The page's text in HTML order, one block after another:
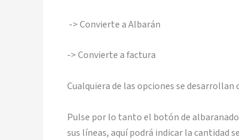
-> Convierte a Albarán
-> Convierte a factura
Cualquiera de las opciones se
Pulse por lo tanto el botón de
sus líneas, aquí podrá indicar la cantidad